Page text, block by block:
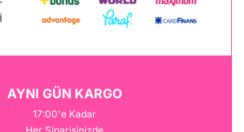
AYNI GÜN KARGO
17:00'e Kadar